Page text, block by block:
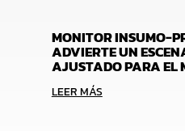
MONITOR INSUMO-
ADVIERTE UN
AJUSTADO PARA EL
LEER MÁS